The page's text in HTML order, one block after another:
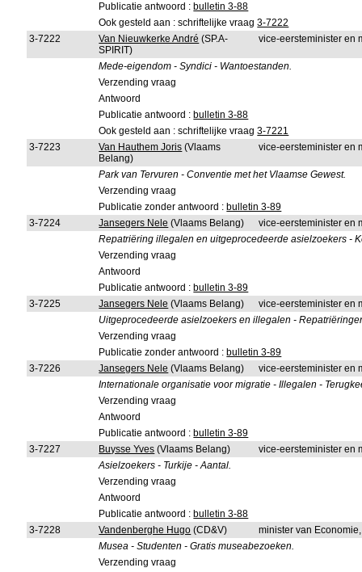
Publicatie antwoord : bulletin 3-88
Ook gesteld aan : schriftelijke vraag3-7222
3-7222
Van Nieuwkerke André (SP.A-
SPIRIT)
vice-eersteminister en
Mede-eigendom - Syndici - Wantoestanden.
Verzending vraag
Antwoord
Publicatie antwoord : bulletin 3-88
Ook gesteld aan : schriftelijke vraag3-7221
3-7223
Van Hauthem Joris (Vlaams
Belang)
vice-eersteminister en
Park van Tervuren - Conventie met het Vlaamse Gewest.
Verzending vraag
Publicatie zonder antwoord : bulletin 3-89
3-7224
Jansegers Nele (Vlaams Belang)
vice-eersteminister en
Repatriëring illegalen en uitgeprocedeerde asielzoekers -
Verzending vraag
Antwoord
Publicatie antwoord : bulletin 3-89
3-7225
Jansegers Nele (Vlaams Belang)
vice-eersteminister en
Uitgeprocedeerde asielzoekers en illegalen -
Verzending vraag
Publicatie zonder antwoord : bulletin 3-89
3-7226
Jansegers Nele (Vlaams Belang)
vice-eersteminister en
Internationale organisatie voor migratie - Illegalen -
Verzending vraag
Antwoord
Publicatie antwoord : bulletin 3-89
3-7227
Buysse Yves (Vlaams Belang)
vice-eersteminister en
Asielzoekers - Turkije - Aantal.
Verzending vraag
Antwoord
Publicatie antwoord : bulletin 3-88
3-7228
Vandenberghe Hugo (CD&V)
minister van
Musea - Studenten - Gratis museabezoeken.
Verzending vraag